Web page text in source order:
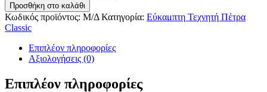
Προσθήκη στο καλάθι
Κωδικός προϊόντος: Μ/Δ Κατηγορία: Εύκαμπτη Τεχνητή Πέτρα
Classic
Επιπλέον πληροφορίες
Αξιολογήσεις (0)
Επιπλέον πληροφορίες